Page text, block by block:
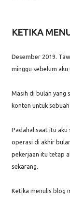
KETIKA
Desember 2019.
minggu sebelum
Masih di bulan yang
konten untuk
Padahal saat itu aku
operasi di akhir
pekerjaan itu tetap
sekarang.
Ketika menulis blog